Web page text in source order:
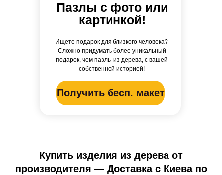
Пазлы с фото или
картинкой!
Ищете подарок для близкого человека?
Сложно придумать более уникальный
подарок, чем пазлы из дерева, с вашей
собственной историей!
Получить бесп. макет
Купить изделия из дерева от
производителя — Доставка с Киева по